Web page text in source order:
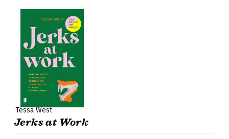
Tessa West
Jerks at Work